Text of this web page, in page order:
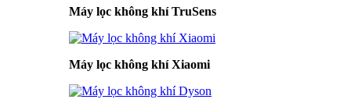
Máy lọc không khí TruSens
Máy lọc không khí Xiaomi